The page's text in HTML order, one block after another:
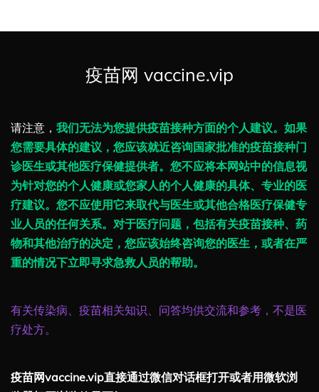
疫苗网 vaccine.vip
请注意， 我们无法为您提供疫苗接种方面的个人建议。如果
您需要具体的建议，您应该就近咨询国家批准的疫苗接种门
诊医生或其他医疗保健提供者。您不应将本网站中的信息视
为针对您的个人健康或您家人的个人健康的具体、专业的医
疗建议。您不应使用它来取代与医生或其他合格医疗保健专
业人员的任何关系。对于医疗问题，包括有关疫苗接种、药
物和其他治疗的决定，您应该始终咨询您的医生，或者在严
重的情况下立即寻求急救人员的帮助。
有关传染病、疫苗相关知识、问答均供交流和参考，不是医
疗处方。
疫苗网vaccine.vip直接通过微信对话框打开或者用微软浏